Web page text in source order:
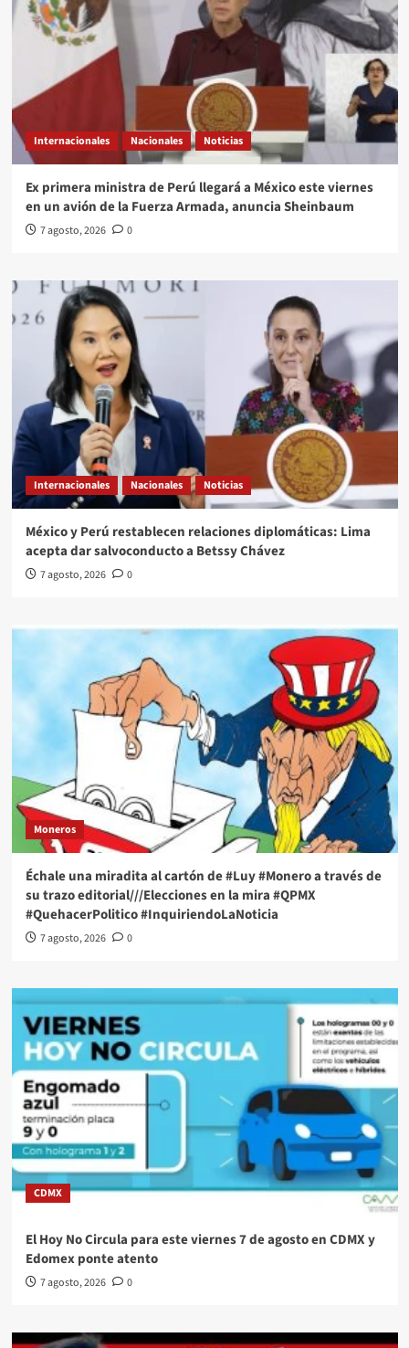
Internacionales Nacionales Noticias
Ex primera ministra de Perú llegará a México este viernes
en un avión de la Fuerza Armada, anuncia Sheinbaum
7 agosto, 2026 0
Internacionales Nacionales Noticias
México y Perú restablecen relaciones diplomáticas: Lima
acepta dar salvoconducto a Betssy Chávez
7 agosto, 2026 0
Moneros
Échale una miradita al cartón de #Luy #Monero a través de
su trazo editorial///Elecciones en la mira #QPMX
#QuehacerPolitico #InquiriendoLaNoticia
7 agosto, 2026 0
CDMX
El Hoy No Circula para este viernes 7 de agosto en CDMX y
Edomex ponte atento
7 agosto, 2026 0